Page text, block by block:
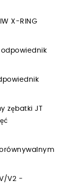
X-RING
odpowiednik
zębatki JT
V2 -